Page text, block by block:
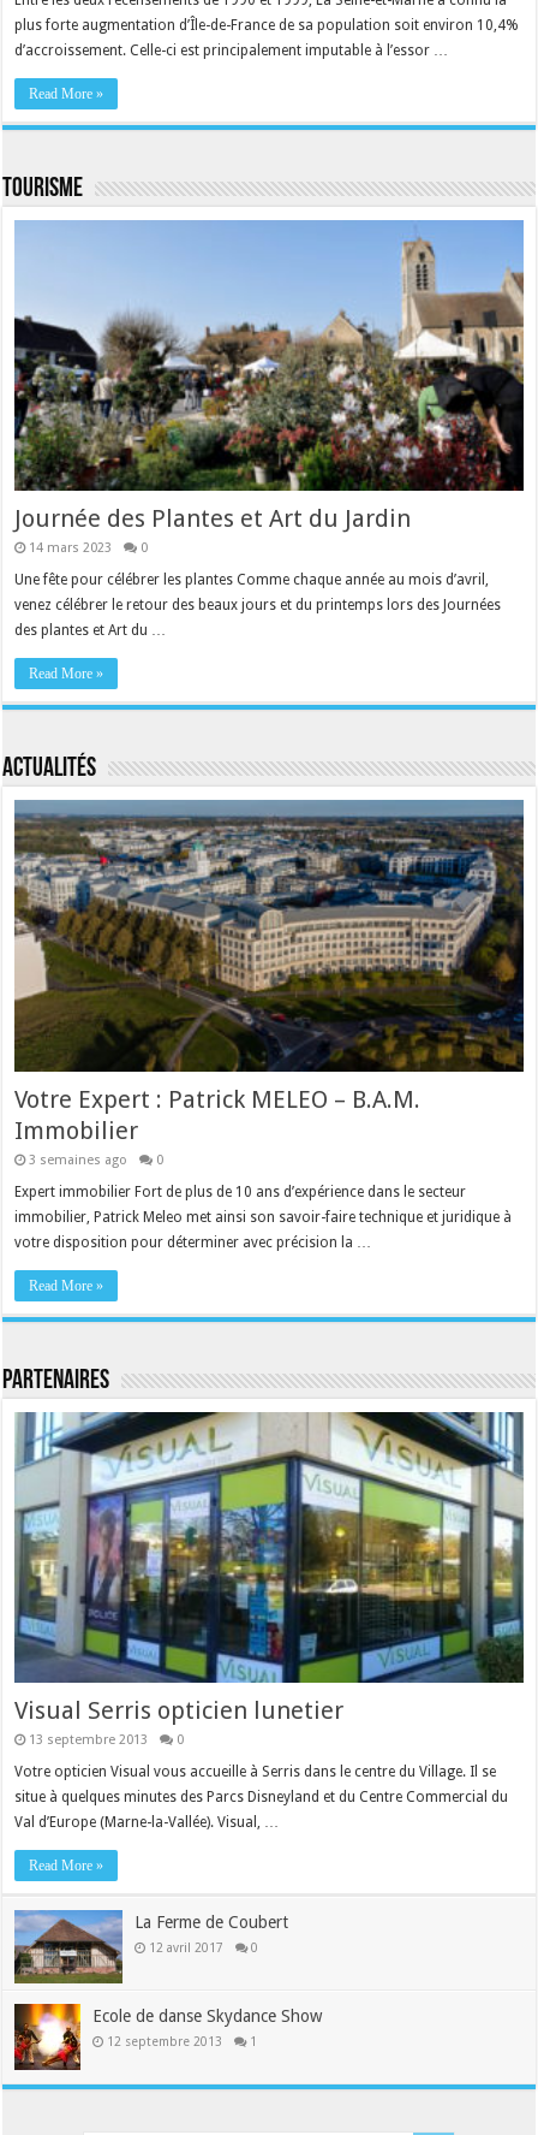
plus forte augmentation d’Île-de-France de sa population soit environ 10,4%
d’accroissement. Celle-ci est principalement imputable à l’essor …
Read More »
Tourisme
Journée des Plantes et Art du Jardin
14 mars 2023 0
Une fête pour célébrer les plantes Comme chaque année au mois d’avril,
venez célébrer le retour des beaux jours et du printemps lors des Journées
des plantes et Art du …
Read More »
Actualités
Votre Expert : Patrick MELEO – B.A.M.
Immobilier
3 semaines ago 0
Expert immobilier Fort de plus de 10 ans d’expérience dans le secteur
immobilier, Patrick Meleo met ainsi son savoir-faire technique et juridique à
votre disposition pour déterminer avec précision la …
Read More »
Partenaires
Visual Serris opticien lunetier
13 septembre 2013 0
Votre opticien Visual vous accueille à Serris dans le centre du Village. Il se
situe à quelques minutes des Parcs Disneyland et du Centre Commercial du
Val d’Europe (Marne-la-Vallée). Visual, …
Read More »
La Ferme de Coubert
12 avril 2017 0
Ecole de danse Skydance Show
12 septembre 2013 1